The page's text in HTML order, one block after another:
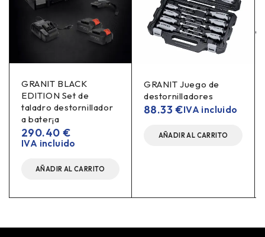
GRANIT BLACK
EDITION Set de
taladro destornillador
a bater¡a
290.40 €
IVA incluido
AÑADIR AL CARRITO
GRANIT Juego de
destornilladores
88.33€IVA incluido
AÑADIR AL CARRITO